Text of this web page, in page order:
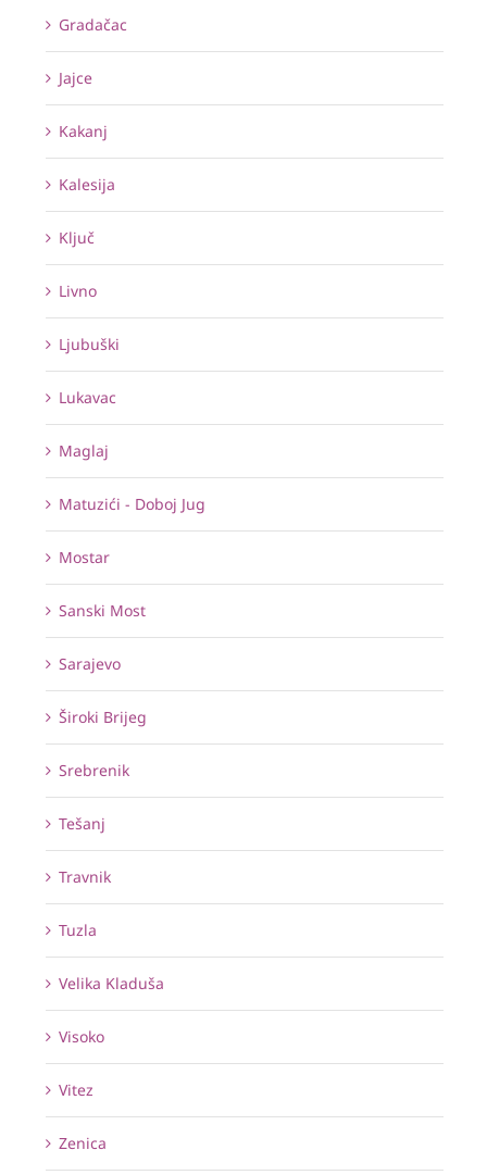
Gradačac
Jajce
Kakanj
Kalesija
Ključ
Livno
Ljubuški
Lukavac
Maglaj
Matuzići - Doboj Jug
Mostar
Sanski Most
Sarajevo
Široki Brijeg
Srebrenik
Tešanj
Travnik
Tuzla
Velika Kladuša
Visoko
Vitez
Zenica